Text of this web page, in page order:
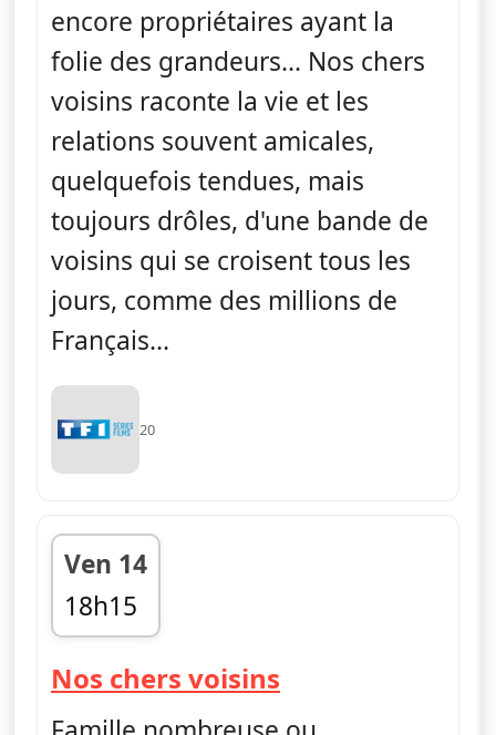
encore propriétaires ayant la
folie des grandeurs... Nos chers
voisins raconte la vie et les
relations souvent amicales,
quelquefois tendues, mais
toujours drôles, d'une bande de
voisins qui se croisent tous les
jours, comme des millions de
Français...
20
Ven 14
18h15
fin 20h05
Nos chers voisins